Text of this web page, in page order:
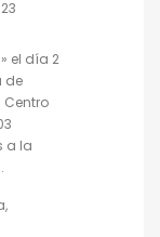
el día 2
de
a la